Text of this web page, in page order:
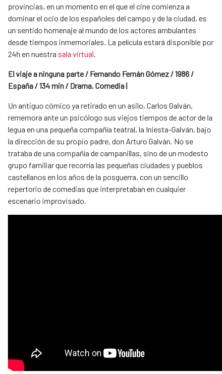
provincias, en un momento en el que el cine comienza a
dominar el ocio de los españoles del campo y de la ciudad, es
un sentido homenaje al mundo de los actores ambulantes
desde tiempos inmemoriales. La película estará disponible por
24h en nuestra sala virtual.
El viaje a ninguna parte / Fernando Fernán Gómez / 1986 /
España / 134 min / Drama. Comedia |
Un antiguo cómico ya retirado en un asilo, Carlos Galván,
rememora ante un psicólogo sus viejos tiempos de actor de la
legua en una pequeña compañía teatral, la Iniesta-Galván, bajo
la dirección de su propio padre, don Arturo Galván. No se
trataba de una compañía de campanillas, sino de un modesto
grupo familiar que recorría las pequeñas ciudades y pueblos
castellanos en los años de la posguerra, con un sencillo
repertorio de comedias que interpretaban en cualquier
escenario improvisado.